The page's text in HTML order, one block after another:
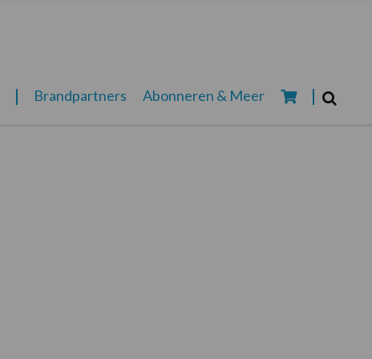
Brandpartners Abonneren & Meer